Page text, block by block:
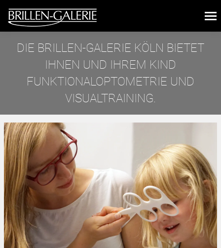
DIE BRILLEN-GALERIE KÖLN BIETET
IHNEN UND IHREM KIND
FUNKTIONALOPTOMETRIE UND
VISUALTRAINING.